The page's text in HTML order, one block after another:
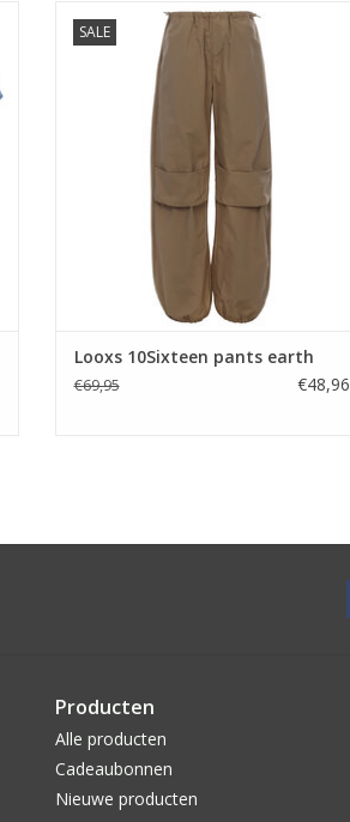
SALE
Looxs 10Sixteen pants earth
TOEVOEGEN AAN WINKELWAGEN
Looxs 10Sixteen pants earth
€69,95 €48,96
Producten
Alle producten
Cadeaubonnen
Nieuwe producten